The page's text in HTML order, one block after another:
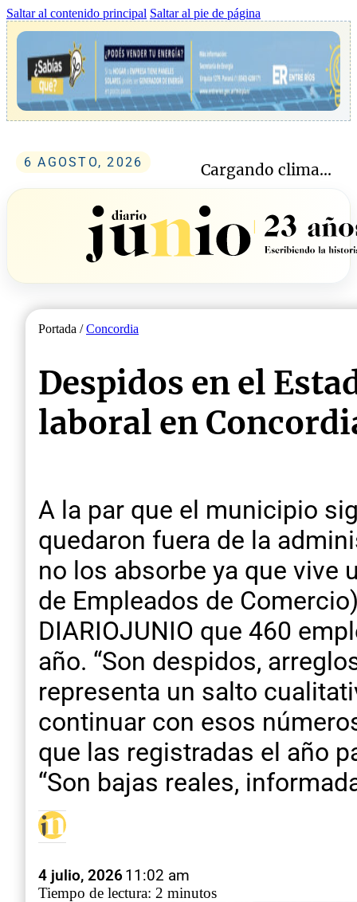
Saltar al contenido principal Saltar al pie de página
6 AGOSTO, 2026 Cargando clima...
Portada /Concordia
Despidos en el
laboral en
A la par que el municipio
quedaron fuera de la
no los absorbe ya que vive
de Empleados de
DIARIOJUNIO que 460
año. “Son despidos,
representa un salto
continuar con esos
que las registradas el año
“Son bajas reales,
4 julio, 202611:02 am
Tiempo de lectura: 2 minutos